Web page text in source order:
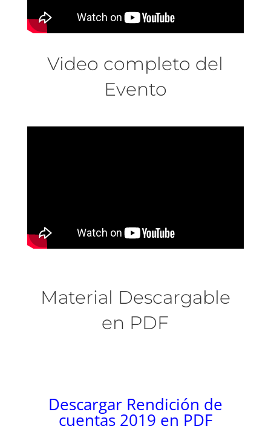
Video completo del
Evento
Material Descargable
en PDF
Descargar Rendición de
cuentas 2019 en PDF